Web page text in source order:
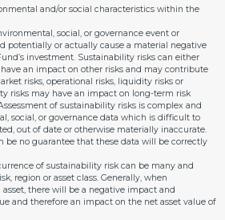
and/or social characteristics within the
social, or governance event or
potentially or actually cause a material negative
investment. Sustainability risks can either
an impact on other risks and may contribute
risks, operational risks, liquidity risks or
risks may have an impact on long-term risk
of sustainability risks is complex and
social, or governance data which is difficult to
out of date or otherwise materially inaccurate.
be no guarantee that these data will be correctly
of sustainability risk can be many and
region or asset class. Generally, when
there will be a negative impact and
and therefore an impact on the net asset value of